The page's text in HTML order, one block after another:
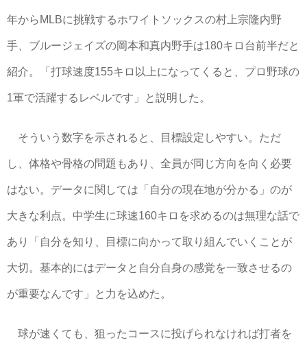
年からMLBに挑戦するホワイトソックスの村上宗隆内野
手、ブルージェイズの岡本和真内野手は180キロ台前半だと
紹介。「打球速度155キロ以上になってくると、プロ野球の
1軍で活躍するレベルです」と説明した。
そういう数字を示されると、目標設定しやすい。ただ
し、体格や骨格の問題もあり、全員が同じ方向を向く必要
はない。データに関しては「自分の現在地が分かる」のが
大きな利点。中学生に球速160キロを求めるのは無理な話で
あり「自分を知り、目標に向かって取り組んでいくことが
大切。基本的にはデータと自分自身の感覚を一致させるの
が重要なんです」と力を込めた。
球が速くても、狙ったコースに投げられなければ打者を